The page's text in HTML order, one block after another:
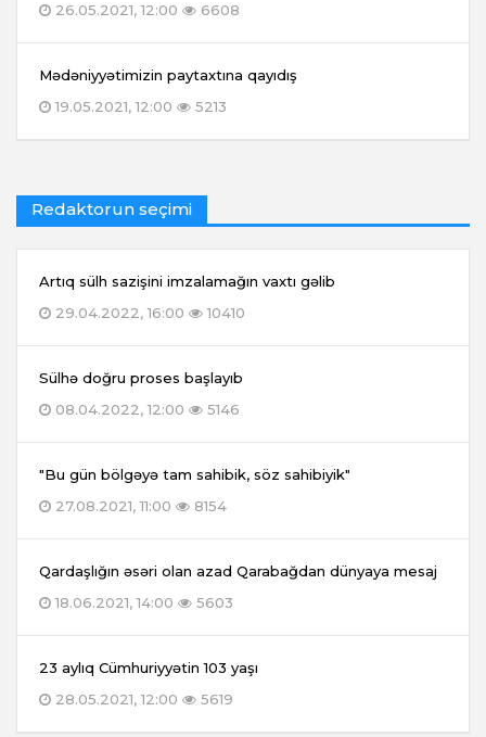
26.05.2021, 12:00
6608
Mədəniyyətimizin paytaxtına qayıdış
19.05.2021, 12:00
5213
Redaktorun seçimi
Artıq sülh sazişini imzalamağın vaxtı gəlib
29.04.2022, 16:00
10410
Sülhə doğru proses başlayıb
08.04.2022, 12:00
5146
"Bu gün bölgəyə tam sahibik, söz sahibiyik"
27.08.2021, 11:00
8154
Qardaşlığın əsəri olan azad Qarabağdan dünyaya mesaj
18.06.2021, 14:00
5603
23 aylıq Cümhuriyyətin 103 yaşı
28.05.2021, 12:00
5619